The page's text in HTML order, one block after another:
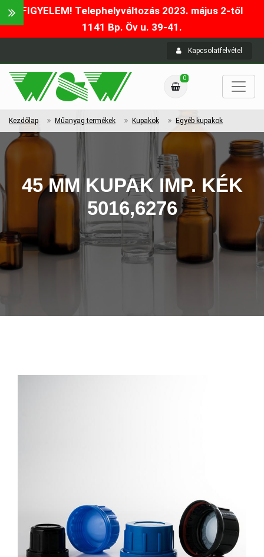
FIGYELEM! Telephelyváltozás 2023. május 2-től
1141 Bp. Öv u. 39-41.
Kapcsolatfelvétel
0
Kezdőlap Műanyag termékek Kupakok Egyéb kupakok
45 MM KUPAK IMP. KÉK
5016,6276